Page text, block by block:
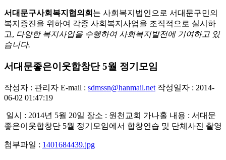
서대문구사회복지협의회 는 사회복지법인으로 서대문구민의
복지증진을 위하여 각종 사회복지사업을 조직적으로 실시하
고, 다양한 복지사업을 수행하여 사회복지발전에 기여하고 있
습니다.
서대문좋은이웃합창단 5월 정기모임
작성자 : 관리자 E-mail : sdmssn@hanmail.net 작성일자 : 2014-
06-02 01:47:19
일시 : 2014년 5월 20일 장소 : 원천교회 가나홀 내용 : 서대문
좋은이웃합창단 5월 정기모임에서 합창연습 및 단체사진 촬영
첨부파일 : 1401684439.jpg